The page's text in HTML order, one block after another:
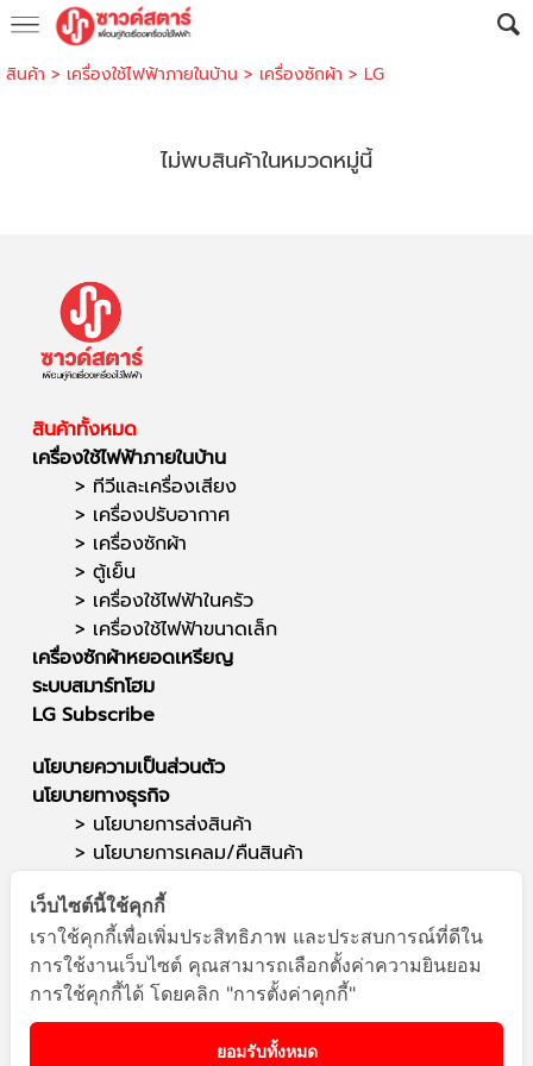
สินค้า > เครื่องใช้ไฟฟ้าภายในบ้าน > เครื่องซักผ้า > LG
ไม่พบสินค้าในหมวดหมู่นี้
สินค้าทั้งหมด
เครื่องใช้ไฟฟ้าภายในบ้าน
> ทีวีและเครื่องเสียง
> เครื่องปรับอากาศ
> เครื่องซักผ้า
> ตู้เย็น
> เครื่องใช้ไฟฟ้าในครัว
> เครื่องใช้ไฟฟ้าขนาดเล็ก
เครื่องซักผ้าหยอดเหรียญ
ระบบสมาร์ทโฮม
LG Subscribe
นโยบายความเป็นส่วนตัว
นโยบายทางธุรกิจ
> นโยบายการส่งสินค้า
> นโยบายการเคลม/คืนสินค้า
ติดต่อเรา
ซาวด์สตาร์ (สำนักงานใหญ่)
สาขาแยกสนามบิน
โทรศัพท์ : 095-564-1949
E-mail :info@soundstar.co.th
เปิดทำการวันจันทร์ - เสาร์ : เวลา 09.00 น. - 18.00 น.
เว็บไซต์นี้ใช้คุกกี้
เราใช้คุกกี้เพื่อเพิ่มประสิทธิภาพ และประสบการณ์ที่ดีใน
การใช้งานเว็บไซต์ คุณสามารถเลือกตั้งค่าความยินยอม
การใช้คุกกี้ได้ โดยคลิก "การตั้งค่าคุกกี้"
ยอมรับทั้งหมด